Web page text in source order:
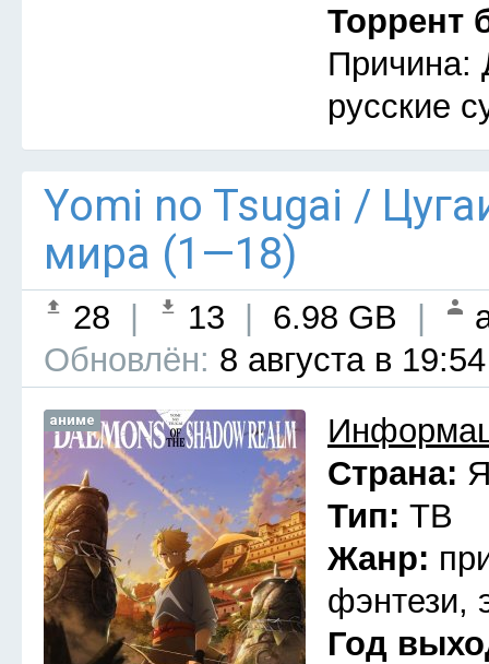
Торрент
Причина:
русские
Yomi no Tsugai /
мира (1—18)
28 13 6.98 GB
Обновлён: 8 августа в 19:54
аниме
Страна:
Тип: ТВ
Жанр:
фэнтези,
Год